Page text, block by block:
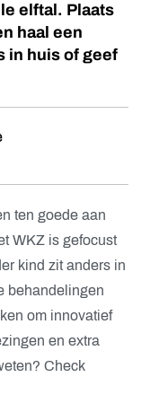
elftal. Plaats
haal een
in huis of geef
ten goede aan
WKZ is gefocust
kind zit anders in
behandelingen
om innovatief
en extra
Check